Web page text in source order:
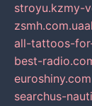
stroyu.kzmy-
zsmh.com.ua
all-tattoos-
best-
searchus-